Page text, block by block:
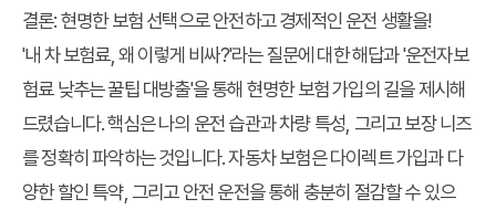
결론: 현명한 보험 선택으로 안전하고 경제적인 운전 생활을!
'내 차 보험료, 왜 이렇게 비싸?'라는 질문에 대한 해답과 '운전자보
험료 낮추는 꿀팁 대방출'을 통해 현명한 보험 가입의 길을 제시해
드렸습니다. 핵심은 나의 운전 습관과 차량 특성, 그리고 보장 니즈
를 정확히 파악하는 것입니다. 자동차 보험은 다이렉트 가입과 다
양한 할인 특약, 그리고 안전 운전을 통해 충분히 절감할 수 있으